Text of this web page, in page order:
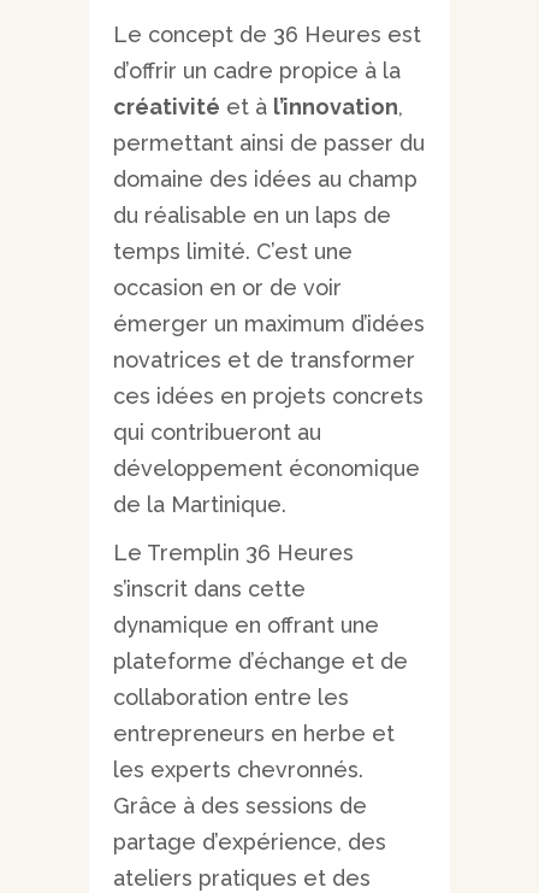
Le concept de 36 Heures est
d’offrir un cadre propice à la
créativité et à l’innovation,
permettant ainsi de passer du
domaine des idées au champ
du réalisable en un laps de
temps limité. C’est une
occasion en or de voir
émerger un maximum d’idées
novatrices et de transformer
ces idées en projets concrets
qui contribueront au
développement économique
de la Martinique.
Le Tremplin 36 Heures
s’inscrit dans cette
dynamique en offrant une
plateforme d’échange et de
collaboration entre les
entrepreneurs en herbe et
les experts chevronnés.
Grâce à des sessions de
partage d’expérience, des
ateliers pratiques et des